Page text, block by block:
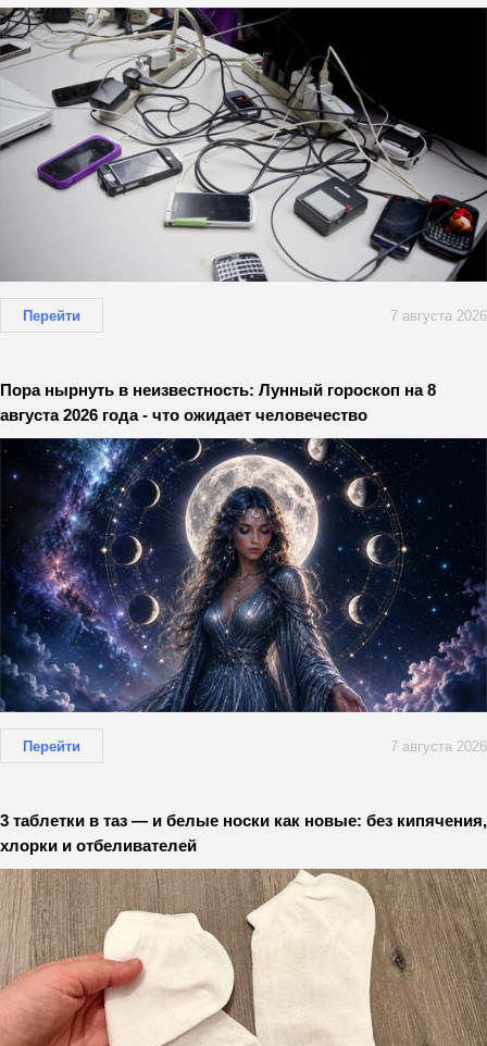
Перейти 7 августа 2026
Пора нырнуть в неизвестность: Лунный гороскоп на 8
августа 2026 года - что ожидает человечество
Перейти 7 августа 2026
3 таблетки в таз — и белые носки как новые: без кипячения,
хлорки и отбеливателей